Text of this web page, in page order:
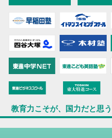
教育力こそが、国力だと思う